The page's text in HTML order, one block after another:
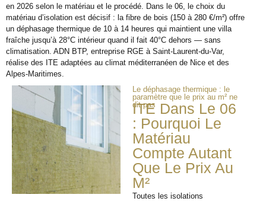
en 2026 selon le matériau et le procédé. Dans le 06, le choix du
matériau d’isolation est décisif : la fibre de bois (150 à 280 €/m²) offre
un déphasage thermique de 10 à 14 heures qui maintient une villa
fraîche jusqu’à 28°C intérieur quand il fait 40°C dehors — sans
climatisation. ADN BTP, entreprise RGE à Saint-Laurent-du-Var,
réalise des ITE adaptées au climat méditerranéen de Nice et des
Alpes-Maritimes.
Le déphasage thermique : le
paramètre que le prix au m² ne
dit pas
ITE Dans Le 06
: Pourquoi Le
Matériau
Compte Autant
Que Le Prix Au
M²
Toutes les isolations